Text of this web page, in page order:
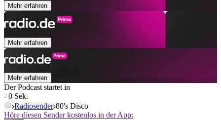
Mehr erfahren
Mehr erfahren
Mehr erfahren
Der Podcast startet in
- 0 Sek.
Radiosender 80's Disco
Höre diesen Sender kostenlos in der App: